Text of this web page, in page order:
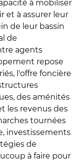
à mobiliser
et à assurer leur
de leur bassin
de
agents
repose
l'offre foncière
des aménités
les revenus des
tournées
investissements
de
à faire pour